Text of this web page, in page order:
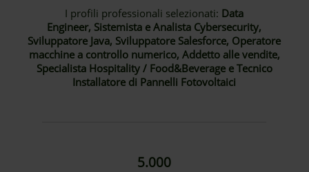
I profili professionali selezionati: Data
Engineer, Sistemista e Analista Cybersecurity,
Sviluppatore Java, Sviluppatore Salesforce, Operatore
macchine a controllo numerico, Addetto alle vendite,
Specialista Hospitality / Food&Beverage e Tecnico
Installatore di Pannelli Fotovoltaici
5.000